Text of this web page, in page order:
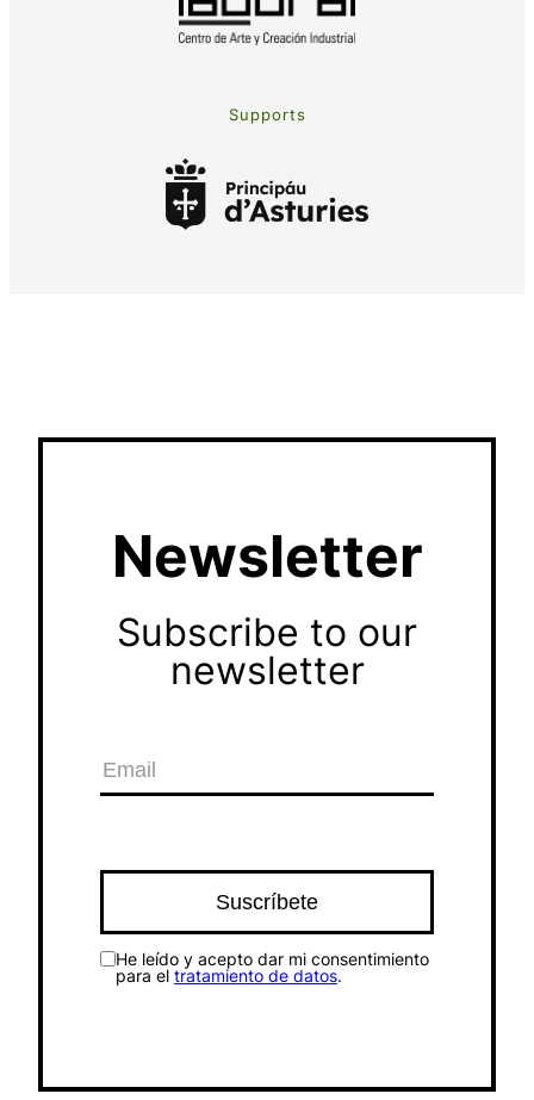
Supports
Newsletter
Subscribe to our
newsletter
He leído y acepto dar mi consentimiento
para el tratamiento de datos.